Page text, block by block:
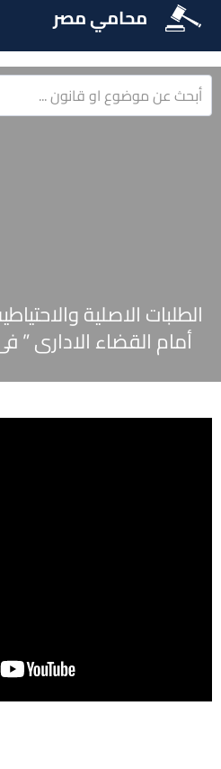
محامي مصر
الطلبات الاصلية
أمام القضاء الادارى ”